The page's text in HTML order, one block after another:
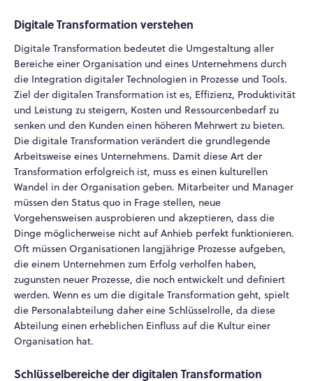
Digitale Transformation verstehen
Digitale Transformation bedeutet die Umgestaltung aller
Bereiche einer Organisation und eines Unternehmens durch
die Integration digitaler Technologien in Prozesse und Tools.
Ziel der digitalen Transformation ist es, Effizienz, Produktivität
und Leistung zu steigern, Kosten und Ressourcenbedarf zu
senken und den Kunden einen höheren Mehrwert zu bieten.
Die digitale Transformation verändert die grundlegende
Arbeitsweise eines Unternehmens. Damit diese Art der
Transformation erfolgreich ist, muss es einen kulturellen
Wandel in der Organisation geben. Mitarbeiter und Manager
müssen den Status quo in Frage stellen, neue
Vorgehensweisen ausprobieren und akzeptieren, dass die
Dinge möglicherweise nicht auf Anhieb perfekt funktionieren.
Oft müssen Organisationen langjährige Prozesse aufgeben,
die einem Unternehmen zum Erfolg verholfen haben,
zugunsten neuer Prozesse, die noch entwickelt und definiert
werden. Wenn es um die digitale Transformation geht, spielt
die Personalabteilung daher eine Schlüsselrolle, da diese
Abteilung einen erheblichen Einfluss auf die Kultur einer
Organisation hat.
Schlüsselbereiche der digitalen Transformation